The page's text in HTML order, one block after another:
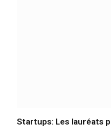
Startups: Les lauréats